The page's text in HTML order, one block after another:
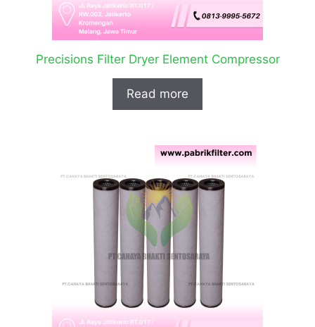
Precisions Filter Dryer Element Compressor
Read more